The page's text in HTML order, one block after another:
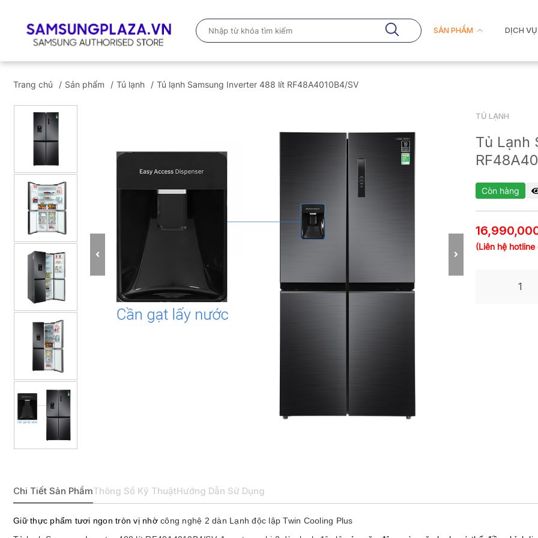
SẢN PHẨM DỊCH VỤ
Trang chủ Sản phẩm Tủ lạnh Tủ lạnh Samsung Inverter 488 lít RF48A4010B4/SV
TỦ LẠNH
Tủ Lạnh
Còn hàng
(Liên hệ
Chi Tiết Sản PhẩmThông Số Kỹ ThuậtHướng Dẫn Sử Dụng
Giữ thực phẩm tươi ngon tròn vị nhờcông nghệ 2 dàn Lạnh độc lập Twin Cooling Plus